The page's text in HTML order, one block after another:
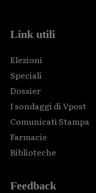
Link utili
Elezioni
Speciali
Dossier
I sondaggi di Vpost
Comunicati Stampa
Farmacie
Biblioteche
Feedback